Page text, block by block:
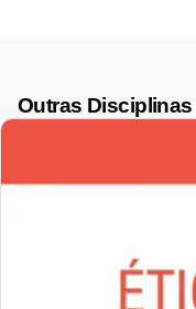
Outras Disciplinas